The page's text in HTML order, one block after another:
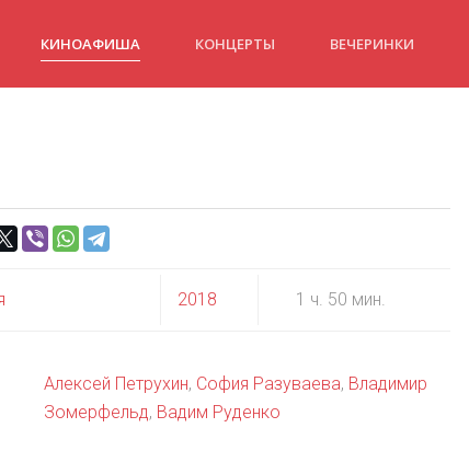
КИНОАФИША КОНЦЕРТЫ ВЕЧЕРИНКИ
2018 1 ч. 50 мин.
Алексей Петрухин, София Разуваева, Владимир
Зомерфельд, Вадим Руденко